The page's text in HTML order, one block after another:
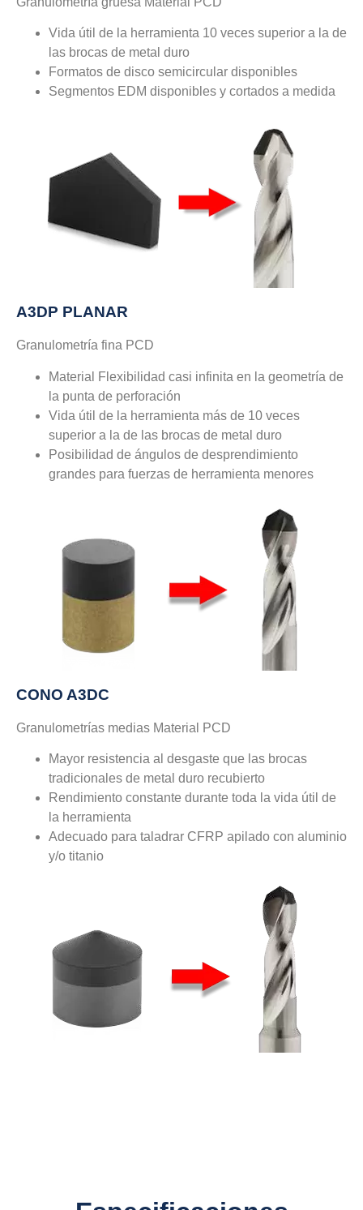
Vida útil de la herramienta 10 veces superior a la de
las brocas de metal duro
Formatos de disco semicircular disponibles
Segmentos EDM disponibles y cortados a medida
A3DP PLANAR
Granulometría fina PCD
Material Flexibilidad casi infinita en la geometría de
la punta de perforación
Vida útil de la herramienta más de 10 veces
superior a la de las brocas de metal duro
Posibilidad de ángulos de desprendimiento
grandes para fuerzas de herramienta menores
CONO A3DC
Granulometrías medias Material PCD
Mayor resistencia al desgaste que las brocas
tradicionales de metal duro recubierto
Rendimiento constante durante toda la vida útil de
la herramienta
Adecuado para taladrar CFRP apilado con aluminio
y/o titanio